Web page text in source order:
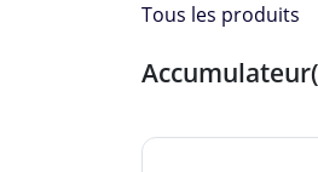
Tous les produits